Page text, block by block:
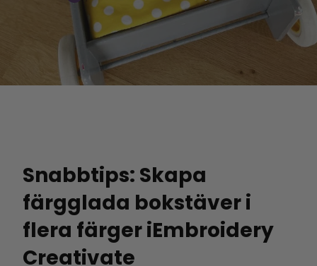
Snabbtips: Skapa
färgglada bokstäver i
flera färger iEmbroidery
Creativate